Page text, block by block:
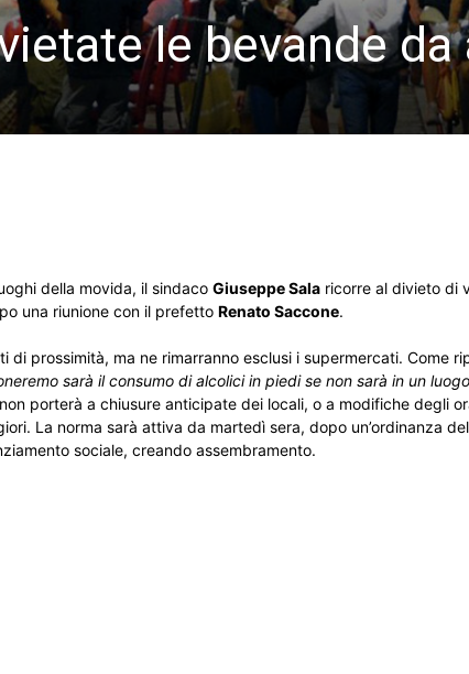
le bevande
della movida, il sindaco Giuseppe Sala ricorre al divieto di
una riunione con il prefetto Renato Saccone.
di prossimità, ma ne rimarranno esclusi i supermercati. Come
sarà il consumo di alcolici in piedi se non sarà in un
porterà a chiusure anticipate dei locali, o a modifiche degli
La norma sarà attiva da martedì sera, dopo un’ordinanza
sociale, creando assembramento.